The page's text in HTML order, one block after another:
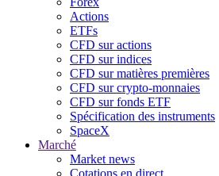
Actions
ETFs
CFD sur actions
CFD sur indices
CFD sur matières premières
CFD sur crypto-monnaies
CFD sur fonds ETF
Spécification des instruments
SpaceX
Marché
Market news
Cotations en direct